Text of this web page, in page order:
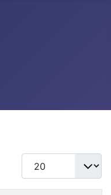
แสดง #